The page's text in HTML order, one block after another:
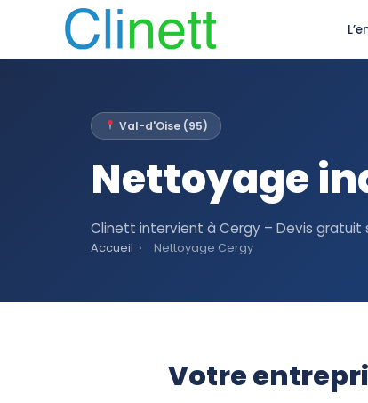
Val-d'Oise (95)
Nettoyage
Clinett intervient à Cergy – Devis gratuit
Accueil › Nettoyage Cergy
Votre